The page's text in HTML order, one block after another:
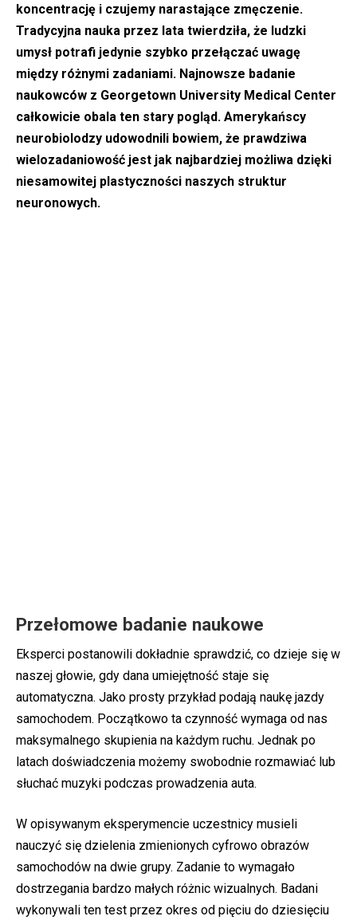
koncentrację i czujemy narastające zmęczenie.
Tradycyjna nauka przez lata twierdziła, że ludzki
umysł potrafi jedynie szybko przełączać uwagę
między różnymi zadaniami. Najnowsze badanie
naukowców z Georgetown University Medical Center
całkowicie obala ten stary pogląd. Amerykańscy
neurobiolodzy udowodnili bowiem, że prawdziwa
wielozadaniowość jest jak najbardziej możliwa dzięki
niesamowitej plastyczności naszych struktur
neuronowych.
Przełomowe badanie naukowe
Eksperci postanowili dokładnie sprawdzić, co dzieje się w
naszej głowie, gdy dana umiejętność staje się
automatyczna. Jako prosty przykład podają naukę jazdy
samochodem. Początkowo ta czynność wymaga od nas
maksymalnego skupienia na każdym ruchu. Jednak po
latach doświadczenia możemy swobodnie rozmawiać lub
słuchać muzyki podczas prowadzenia auta.
W opisywanym eksperymencie uczestnicy musieli
nauczyć się dzielenia zmienionych cyfrowo obrazów
samochodów na dwie grupy. Zadanie to wymagało
dostrzegania bardzo małych różnic wizualnych. Badani
wykonywali ten test przez okres od pięciu do dziesięciu